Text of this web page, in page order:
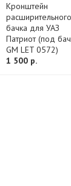
Кронштейн
расширительного
бачка для УАЗ
Патриот (под
GM LET 0572)
1 500 р.